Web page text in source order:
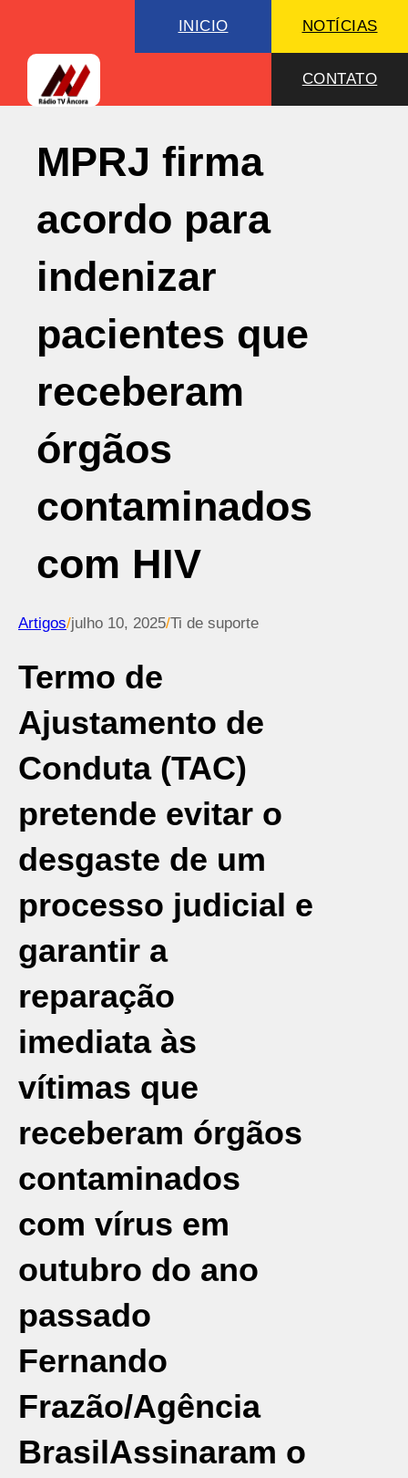
INICIO NOTÍCIAS
CONTATO
MPRJ firma
acordo para
indenizar
pacientes que
receberam
órgãos
contaminados
com HIV
Artigos/julho 10, 2025/Ti de suporte
Termo de
Ajustamento de
Conduta (TAC)
pretende evitar o
desgaste de um
processo judicial e
garantir a
reparação
imediata às
vítimas que
receberam órgãos
contaminados
com vírus em
outubro do ano
passado
Fernando
Frazão/Agência
BrasilAssinaram o